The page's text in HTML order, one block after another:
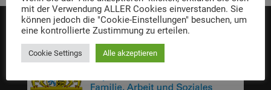
Die Einrichtung wird gefördert von:
mit der Verwendung ALLER Cookies einverstanden. Sie
können jedoch die "Cookie-Einstellungen" besuchen, um
eine kontrollierte Zustimmung zu erteilen.
Cookie Settings Alle akzeptieren